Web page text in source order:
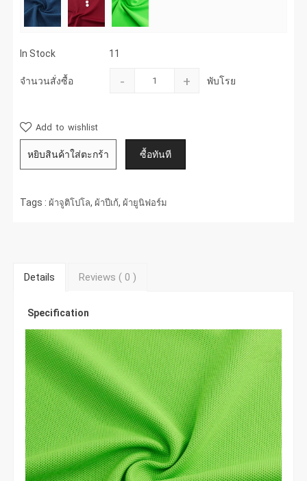
In Stock 11
จำนวนสั่งซื้อ - + พับโรย
Add to wishlist
Tags :ผ้าจูติโปโล,ผ้าปีเก้,ผ้ายูนิฟอร์ม
Details Reviews ( 0)
Specification